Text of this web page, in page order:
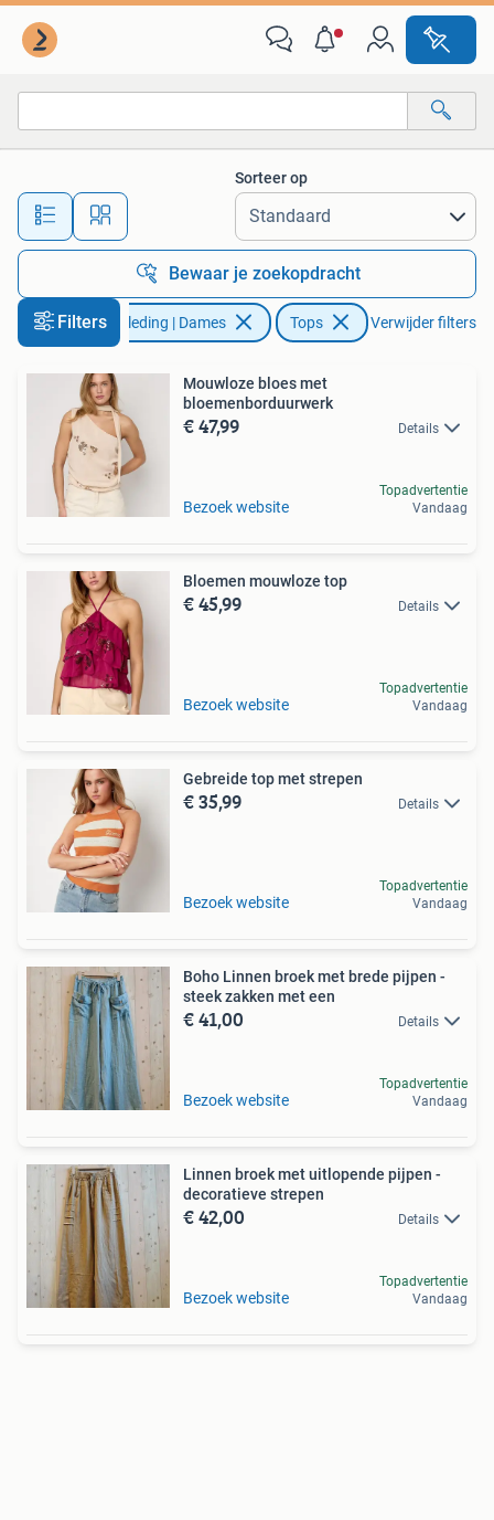
Alle afstanden…
Sorteer op
Bewaar je zoekopdracht
Filters Kleding | Dames Tops Verwijder filters
Mouwloze bloes met
bloemenborduurwerk
€ 47,99 Details
Bezoek website
Topadvertentie
Vandaag
Bloemen mouwloze top
€ 45,99 Details
Bezoek website
Topadvertentie
Vandaag
Gebreide top met strepen
€ 35,99 Details
Bezoek website
Topadvertentie
Vandaag
Boho Linnen broek met brede pijpen -
steek zakken met een
€ 41,00 Details
Bezoek website
Topadvertentie
Vandaag
Linnen broek met uitlopende pijpen -
decoratieve strepen
€ 42,00 Details
Bezoek website
Topadvertentie
Vandaag